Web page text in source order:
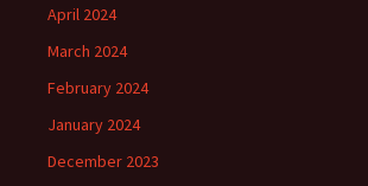
April 2024
March 2024
February 2024
January 2024
December 2023